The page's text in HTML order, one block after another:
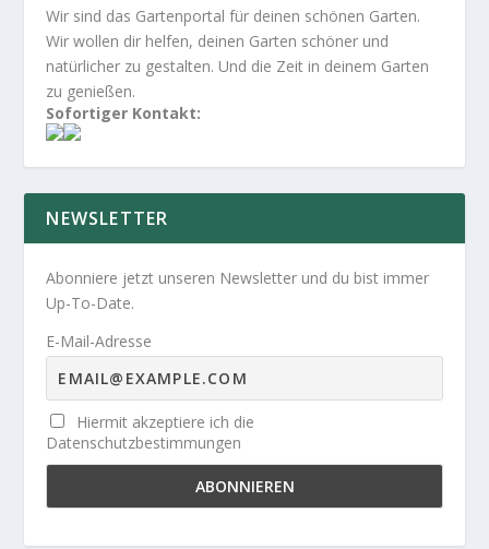
Wir sind das Gartenportal für deinen schönen Garten.
Wir wollen dir helfen, deinen Garten schöner und
natürlicher zu gestalten. Und die Zeit in deinem Garten
zu genießen.
Sofortiger Kontakt:
NEWSLETTER
Abonniere jetzt unseren Newsletter und du bist immer
Up-To-Date.
E-Mail-Adresse
Hiermit akzeptiere ich die
Datenschutzbestimmungen